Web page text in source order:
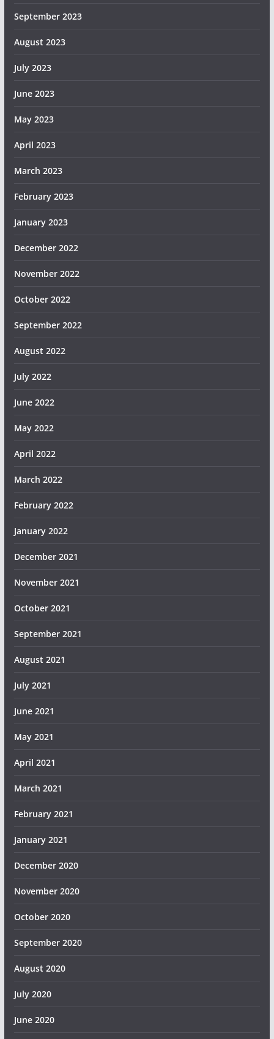
September 2023
August 2023
July 2023
June 2023
May 2023
April 2023
March 2023
February 2023
January 2023
December 2022
November 2022
October 2022
September 2022
August 2022
July 2022
June 2022
May 2022
April 2022
March 2022
February 2022
January 2022
December 2021
November 2021
October 2021
September 2021
August 2021
July 2021
June 2021
May 2021
April 2021
March 2021
February 2021
January 2021
December 2020
November 2020
October 2020
September 2020
August 2020
July 2020
June 2020